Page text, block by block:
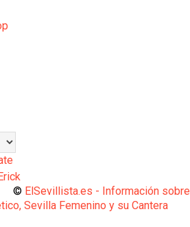
ElSevillista.es - Información sobre
Sevilla Femenino y su Cantera